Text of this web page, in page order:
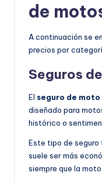
de
A continuación se
precios por
Seguros
El seguro de moto
diseñado para
histórico o
Este tipo de
suele ser más
siempre que la